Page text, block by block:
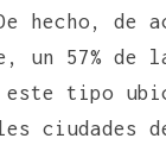
hecho, de
un 57% de
este tipo
ciudades